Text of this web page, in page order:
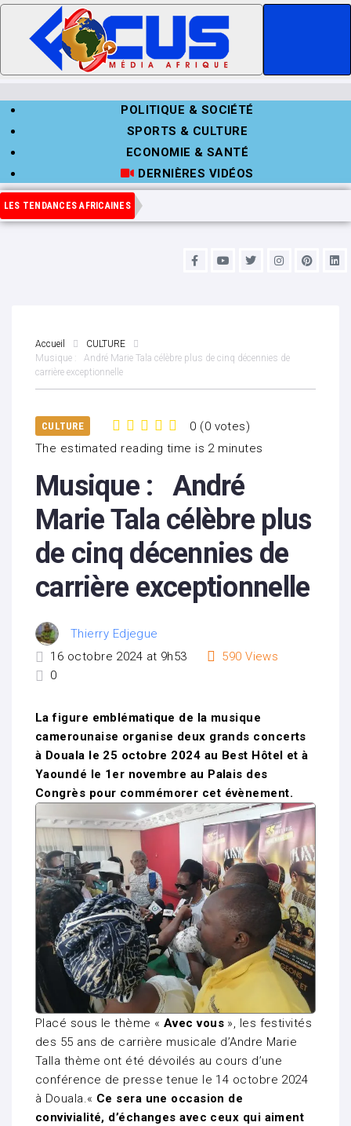
POLITIQUE & SOCIÉTÉ
SPORTS & CULTURE
ECONOMIE & SANTÉ
DERNIÈRES VIDÉOS
LES TENDANCES AFRICAINES
Accueil
CULTURE
Musique : André Marie Tala célèbre plus de cinq décennies de
carrière exceptionnelle
CULTURE 0 (0 votes)
The estimated reading time is 2 minutes
Musique : André
Marie Tala célèbre plus
de cinq décennies de
carrière exceptionnelle
Thierry Edjegue
16 octobre 2024 at 9h53
590 Views
0
La figure emblématique de la musique
camerounaise organise deux grands concerts
à Douala le 25 octobre 2024 au Best Hôtel et à
Yaoundé le 1er novembre au Palais des
Congrès pour commémorer cet évènement.
Placé sous le thème « Avec vous», les festivités
des 55 ans de carrière musicale d’Andre Marie
Talla thème ont été dévoilés au cours d’une
conférence de presse tenue le 14 octobre 2024
à Douala.« Ce sera une occasion de
convivialité, d’échanges avec ceux qui aiment